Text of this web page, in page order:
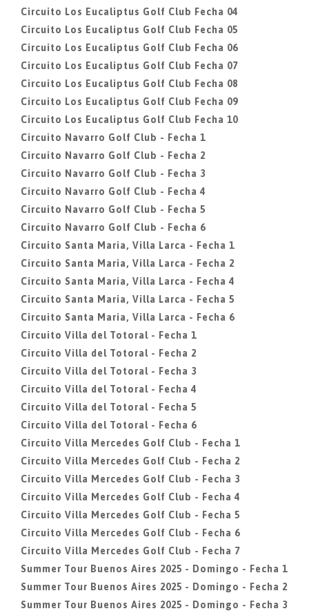
Circuito Los Eucaliptus Golf Club Fecha 04
Circuito Los Eucaliptus Golf Club Fecha 05
Circuito Los Eucaliptus Golf Club Fecha 06
Circuito Los Eucaliptus Golf Club Fecha 07
Circuito Los Eucaliptus Golf Club Fecha 08
Circuito Los Eucaliptus Golf Club Fecha 09
Circuito Los Eucaliptus Golf Club Fecha 10
Circuito Navarro Golf Club - Fecha 1
Circuito Navarro Golf Club - Fecha 2
Circuito Navarro Golf Club - Fecha 3
Circuito Navarro Golf Club - Fecha 4
Circuito Navarro Golf Club - Fecha 5
Circuito Navarro Golf Club - Fecha 6
Circuito Santa Maria, Villa Larca - Fecha 1
Circuito Santa Maria, Villa Larca - Fecha 2
Circuito Santa Maria, Villa Larca - Fecha 4
Circuito Santa Maria, Villa Larca - Fecha 5
Circuito Santa Maria, Villa Larca - Fecha 6
Circuito Villa del Totoral - Fecha 1
Circuito Villa del Totoral - Fecha 2
Circuito Villa del Totoral - Fecha 3
Circuito Villa del Totoral - Fecha 4
Circuito Villa del Totoral - Fecha 5
Circuito Villa del Totoral - Fecha 6
Circuito Villa Mercedes Golf Club - Fecha 1
Circuito Villa Mercedes Golf Club - Fecha 2
Circuito Villa Mercedes Golf Club - Fecha 3
Circuito Villa Mercedes Golf Club - Fecha 4
Circuito Villa Mercedes Golf Club - Fecha 5
Circuito Villa Mercedes Golf Club - Fecha 6
Circuito Villa Mercedes Golf Club - Fecha 7
Summer Tour Buenos Aires 2025 - Domingo - Fecha 1
Summer Tour Buenos Aires 2025 - Domingo - Fecha 2
Summer Tour Buenos Aires 2025 - Domingo - Fecha 3